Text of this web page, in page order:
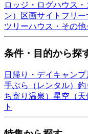
ロッジ・ログハウス
ン）
区画サイト フリー
ツリーハウス・その他
条件・目的から探
日帰り・デイキャンプ
手ぶら（レンタル） 釣
ち寄り温泉） 星空（天
ト